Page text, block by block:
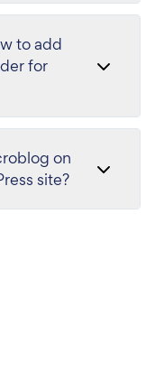
to add
for
on
site?